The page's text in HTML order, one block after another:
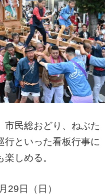
市民総おどり、ねぶた
行といった看板行事に
しめる。
29日（日）